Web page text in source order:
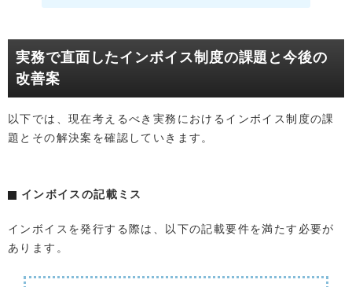
実務で直面したインボイス制度の課題と今後の
改善案
以下では、現在考えるべき実務におけるインボイス制度の課
題とその解決案を確認していきます。
インボイスの記載ミス
インボイスを発行する際は、以下の記載要件を満たす必要が
あります。